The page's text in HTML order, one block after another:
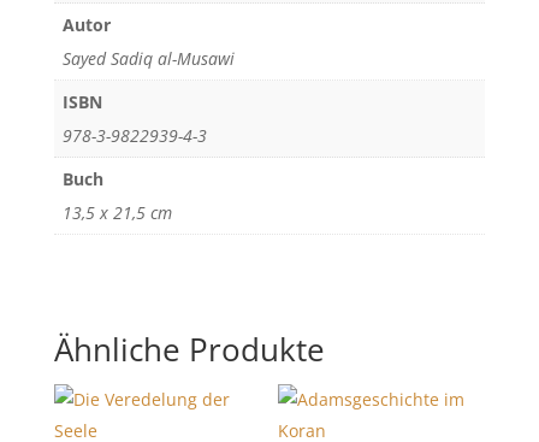
Autor
Sayed Sadiq al-Musawi
ISBN
978-3-9822939-4-3
Buch
13,5 x 21,5 cm
Ähnliche Produkte